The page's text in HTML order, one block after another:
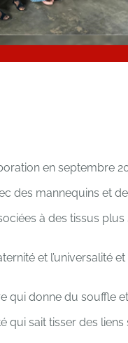
en septembre
des mannequins et
à des tissus
et l’universalité
qui donne du
qui sait tisser des